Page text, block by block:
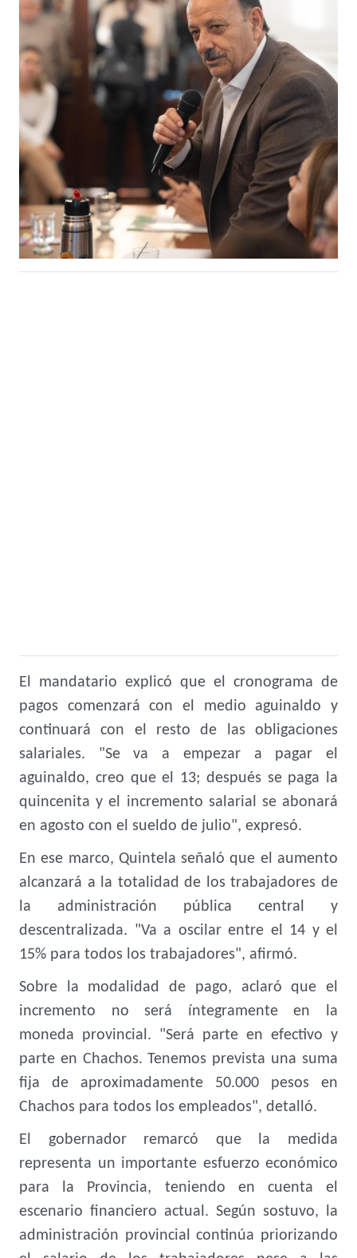
El mandatario explicó que el cronograma de
pagos comenzará con el medio aguinaldo y
continuará con el resto de las obligaciones
salariales. "Se va a empezar a pagar el
aguinaldo, creo que el 13; después se paga la
quincenita y el incremento salarial se abonará
en agosto con el sueldo de julio", expresó.
En ese marco, Quintela señaló que el aumento
alcanzará a la totalidad de los trabajadores de
la administración pública central y
descentralizada. "Va a oscilar entre el 14 y el
15% para todos los trabajadores", afirmó.
Sobre la modalidad de pago, aclaró que el
incremento no será íntegramente en la
moneda provincial. "Será parte en efectivo y
parte en Chachos. Tenemos prevista una suma
fija de aproximadamente 50.000 pesos en
Chachos para todos los empleados", detalló.
El gobernador remarcó que la medida
representa un importante esfuerzo económico
para la Provincia, teniendo en cuenta el
escenario financiero actual. Según sostuvo, la
administración provincial continúa priorizando